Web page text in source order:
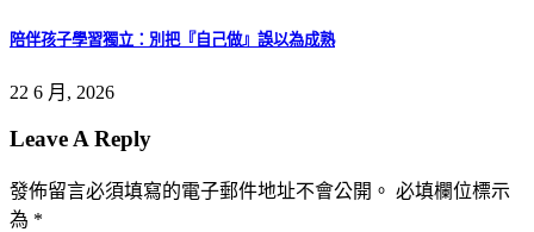
陪伴孩子學習獨立：別把『自己做』誤以為成熟
22 6 月, 2026
Leave A Reply
發佈留言必須填寫的電子郵件地址不會公開。 必填欄位標示
為 *